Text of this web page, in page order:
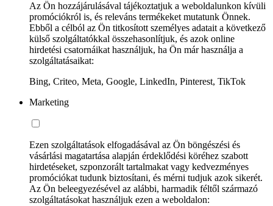
Az Ön hozzájárulásával tájékoztatjuk a weboldalunkon kívüli
promóciókról is, és releváns termékeket mutatunk Önnek.
Ebből a célból az Ön titkosított személyes adatait a következő
külső szolgáltatókkal összehasonlítjuk, és azok online
hirdetési csatornáikat használjuk, ha Ön már használja a
szolgáltatásaikat:
Bing, Criteo, Meta, Google, LinkedIn, Pinterest, TikTok
Marketing
Ezen szolgáltatások elfogadásával az Ön böngészési és
vásárlási magatartása alapján érdeklődési köréhez szabott
hirdetéseket, szponzorált tartalmakat vagy kedvezményes
promóciókat tudunk biztosítani, és mérni tudjuk azok sikerét.
Az Ön beleegyezésével az alábbi, harmadik féltől származó
szolgáltatásokat használjuk ezen a weboldalon: